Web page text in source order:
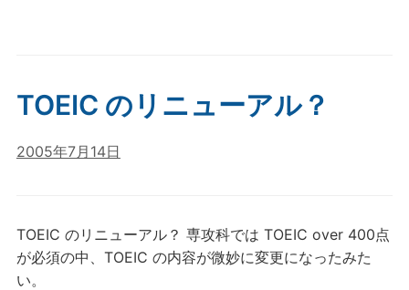
TOEIC のリニューアル？
2005年7月14日
TOEIC のリニューアル？ 専攻科では TOEIC over 400点
が必須の中、TOEIC の内容が微妙に変更になったみた
い。